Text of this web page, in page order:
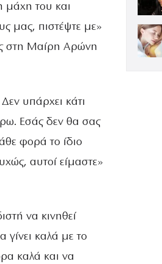
μάχη του και
μας, πιστέψτε με»
στη Μαίρη Αρώνη
υπάρχει κάτι
Εσάς δεν θα σας
φορά το ίδιο
αυτοί είμαστε»
να κινηθεί
καλά με το
καλά και να